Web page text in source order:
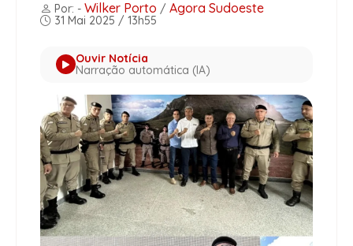
Por: - Wilker Porto / Agora Sudoeste
31 Mai 2025 / 13h55
Ouvir Notícia
Narração automática (IA)